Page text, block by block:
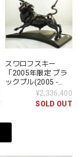
スワロフスキー
「2005年限定 ブラ
ックブル(2005 -
Limited Edition -
Black Bull )」
¥2,336,400
SOLD OUT